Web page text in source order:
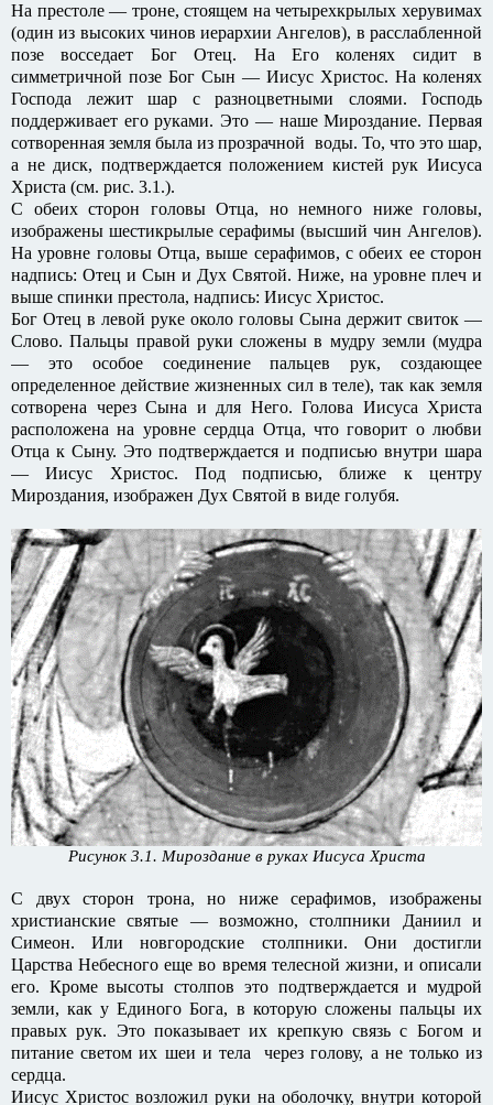
На престоле — троне, стоящем на четырехкрылых херувимах
(один из высоких чинов иерархии Ангелов), в расслабленной
позе восседает Бог Отец. На Его коленях сидит в
симметричной позе Бог Сын — Иисус Христос. На коленях
Господа лежит шар с разноцветными слоями. Господь
поддерживает его руками. Это — наше Мироздание. Первая
сотворенная земля была из прозрачной воды. То, что это шар,
а не диск, подтверждается положением кистей рук Иисуса
Христа (см. рис. 3.1.).
С обеих сторон головы Отца, но немного ниже головы,
изображены шестикрылые серафимы (высший чин Ангелов).
На уровне головы Отца, выше серафимов, с обеих ее сторон
надпись: Отец и Сын и Дух Святой. Ниже, на уровне плеч и
выше спинки престола, надпись: Иисус Христос.
Бог Отец в левой руке около головы Сына держит свиток —
Слово. Пальцы правой руки сложены в мудру земли (мудра
— это особое соединение пальцев рук, создающее
определенное действие жизненных сил в теле), так как земля
сотворена через Сына и для Него. Голова Иисуса Христа
расположена на уровне сердца Отца, что говорит о любви
Отца к Сыну. Это подтверждается и подписью внутри шара
— Иисус Христос. Под подписью, ближе к центру
Мироздания, изображен Дух Святой в виде голубя.
Рисунок 3.1. Мироздание в руках Иисуса Христа
С двух сторон трона, но ниже серафимов, изображены
христианские святые — возможно, столпники Даниил и
Симеон. Или новгородские столпники. Они достигли
Царства Небесного еще во время телесной жизни, и описали
его. Кроме высоты столпов это подтверждается и мудрой
земли, как у Единого Бога, в которую сложены пальцы их
правых рук. Это показывает их крепкую связь с Богом и
питание светом их шеи и тела через голову, а не только из
сердца.
Иисус Христос возложил руки на оболочку, внутри которой